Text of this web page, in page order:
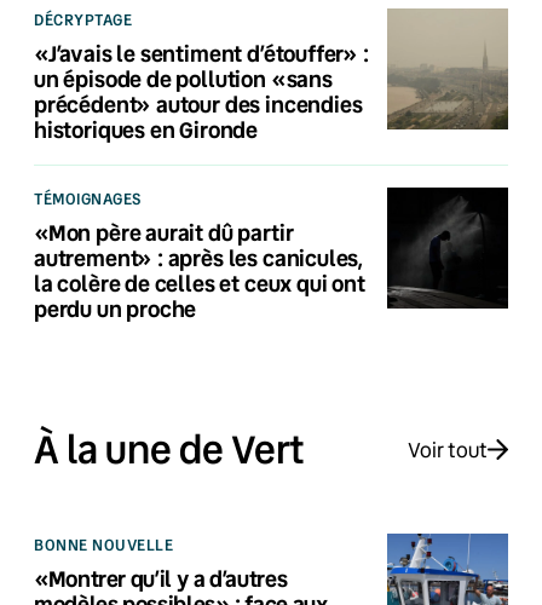
DÉCRYPTAGE
«J’avais le sentiment d’étouffer» :
un épisode de pollution «sans
précédent» autour des incendies
historiques en Gironde
TÉMOIGNAGES
«Mon père aurait dû partir
autrement» : après les canicules,
la colère de celles et ceux qui ont
perdu un proche
À la une de Vert Voir tout
BONNE NOUVELLE
«Montrer qu’il y a d’autres